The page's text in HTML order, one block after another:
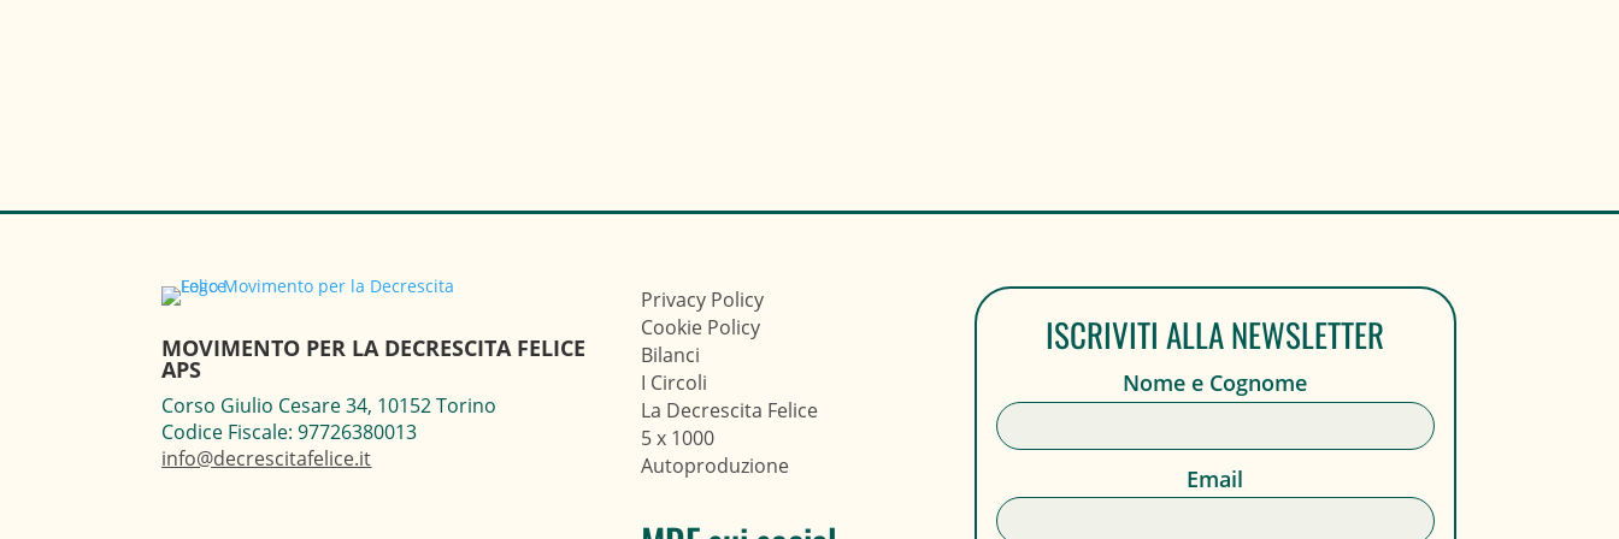
MOVIMENTO PER LA DECRESCITA FELICE
APS
Corso Giulio Cesare 34, 10152 Torino
Codice Fiscale: 97726380013
info@decrescitafelice.it
Privacy Policy
Cookie Policy
Bilanci
I Circoli
La Decrescita Felice
5 x 1000
Autoproduzione
ISCRIVITI ALLA NEWSLETTER
Nome e Cognome
Email